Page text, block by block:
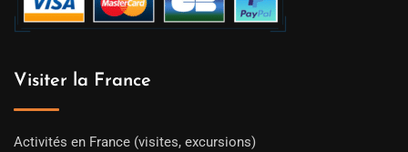
Visiter la France
Activités en France (visites, excursions)